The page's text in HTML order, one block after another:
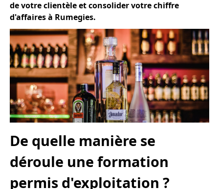
de votre clientèle et consolider votre chiffre
d'affaires à Rumegies.
De quelle manière se
déroule une formation
permis d'exploitation ?